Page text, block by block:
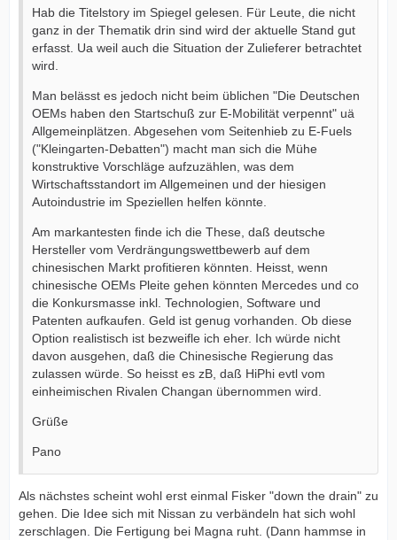
Hab die Titelstory im Spiegel gelesen. Für Leute, die nicht
ganz in der Thematik drin sind wird der aktuelle Stand gut
erfasst. Ua weil auch die Situation der Zulieferer betrachtet
wird.
Man belässt es jedoch nicht beim üblichen "Die Deutschen
OEMs haben den Startschuß zur E-Mobilität verpennt" uä
Allgemeinplätzen. Abgesehen vom Seitenhieb zu E-Fuels
("Kleingarten-Debatten") macht man sich die Mühe
konstruktive Vorschläge aufzuzählen, was dem
Wirtschaftsstandort im Allgemeinen und der hiesigen
Autoindustrie im Speziellen helfen könnte.
Am markantesten finde ich die These, daß deutsche
Hersteller vom Verdrängungswettbewerb auf dem
chinesischen Markt profitieren könnten. Heisst, wenn
chinesische OEMs Pleite gehen könnten Mercedes und co
die Konkursmasse inkl. Technologien, Software und
Patenten aufkaufen. Geld ist genug vorhanden. Ob diese
Option realistisch ist bezweifle ich eher. Ich würde nicht
davon ausgehen, daß die Chinesische Regierung das
zulassen würde. So heisst es zB, daß HiPhi evtl vom
einheimischen Rivalen Changan übernommen wird.
Grüße
Pano
Als nächstes scheint wohl erst einmal Fisker "down the drain" zu
gehen. Die Idee sich mit Nissan zu verbändeln hat sich wohl
zerschlagen. Die Fertigung bei Magna ruht. (Dann hammse in